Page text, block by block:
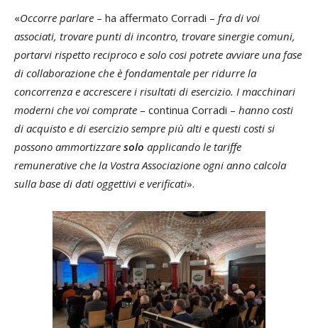
«Occorre parlare – ha affermato Corradi – fra di voi
associati, trovare punti di incontro, trovare sinergie comuni,
portarvi rispetto reciproco e solo cosi potrete avviare una fase
di collaborazione che è fondamentale per ridurre la
concorrenza e accrescere i risultati di esercizio. I macchinari
moderni che voi comprate – continua Corradi – hanno costi
di acquisto e di esercizio sempre più alti e questi costi si
possono ammortizzare solo applicando le tariffe
remunerative che la Vostra Associazione ogni anno calcola
sulla base di dati oggettivi e verificati».